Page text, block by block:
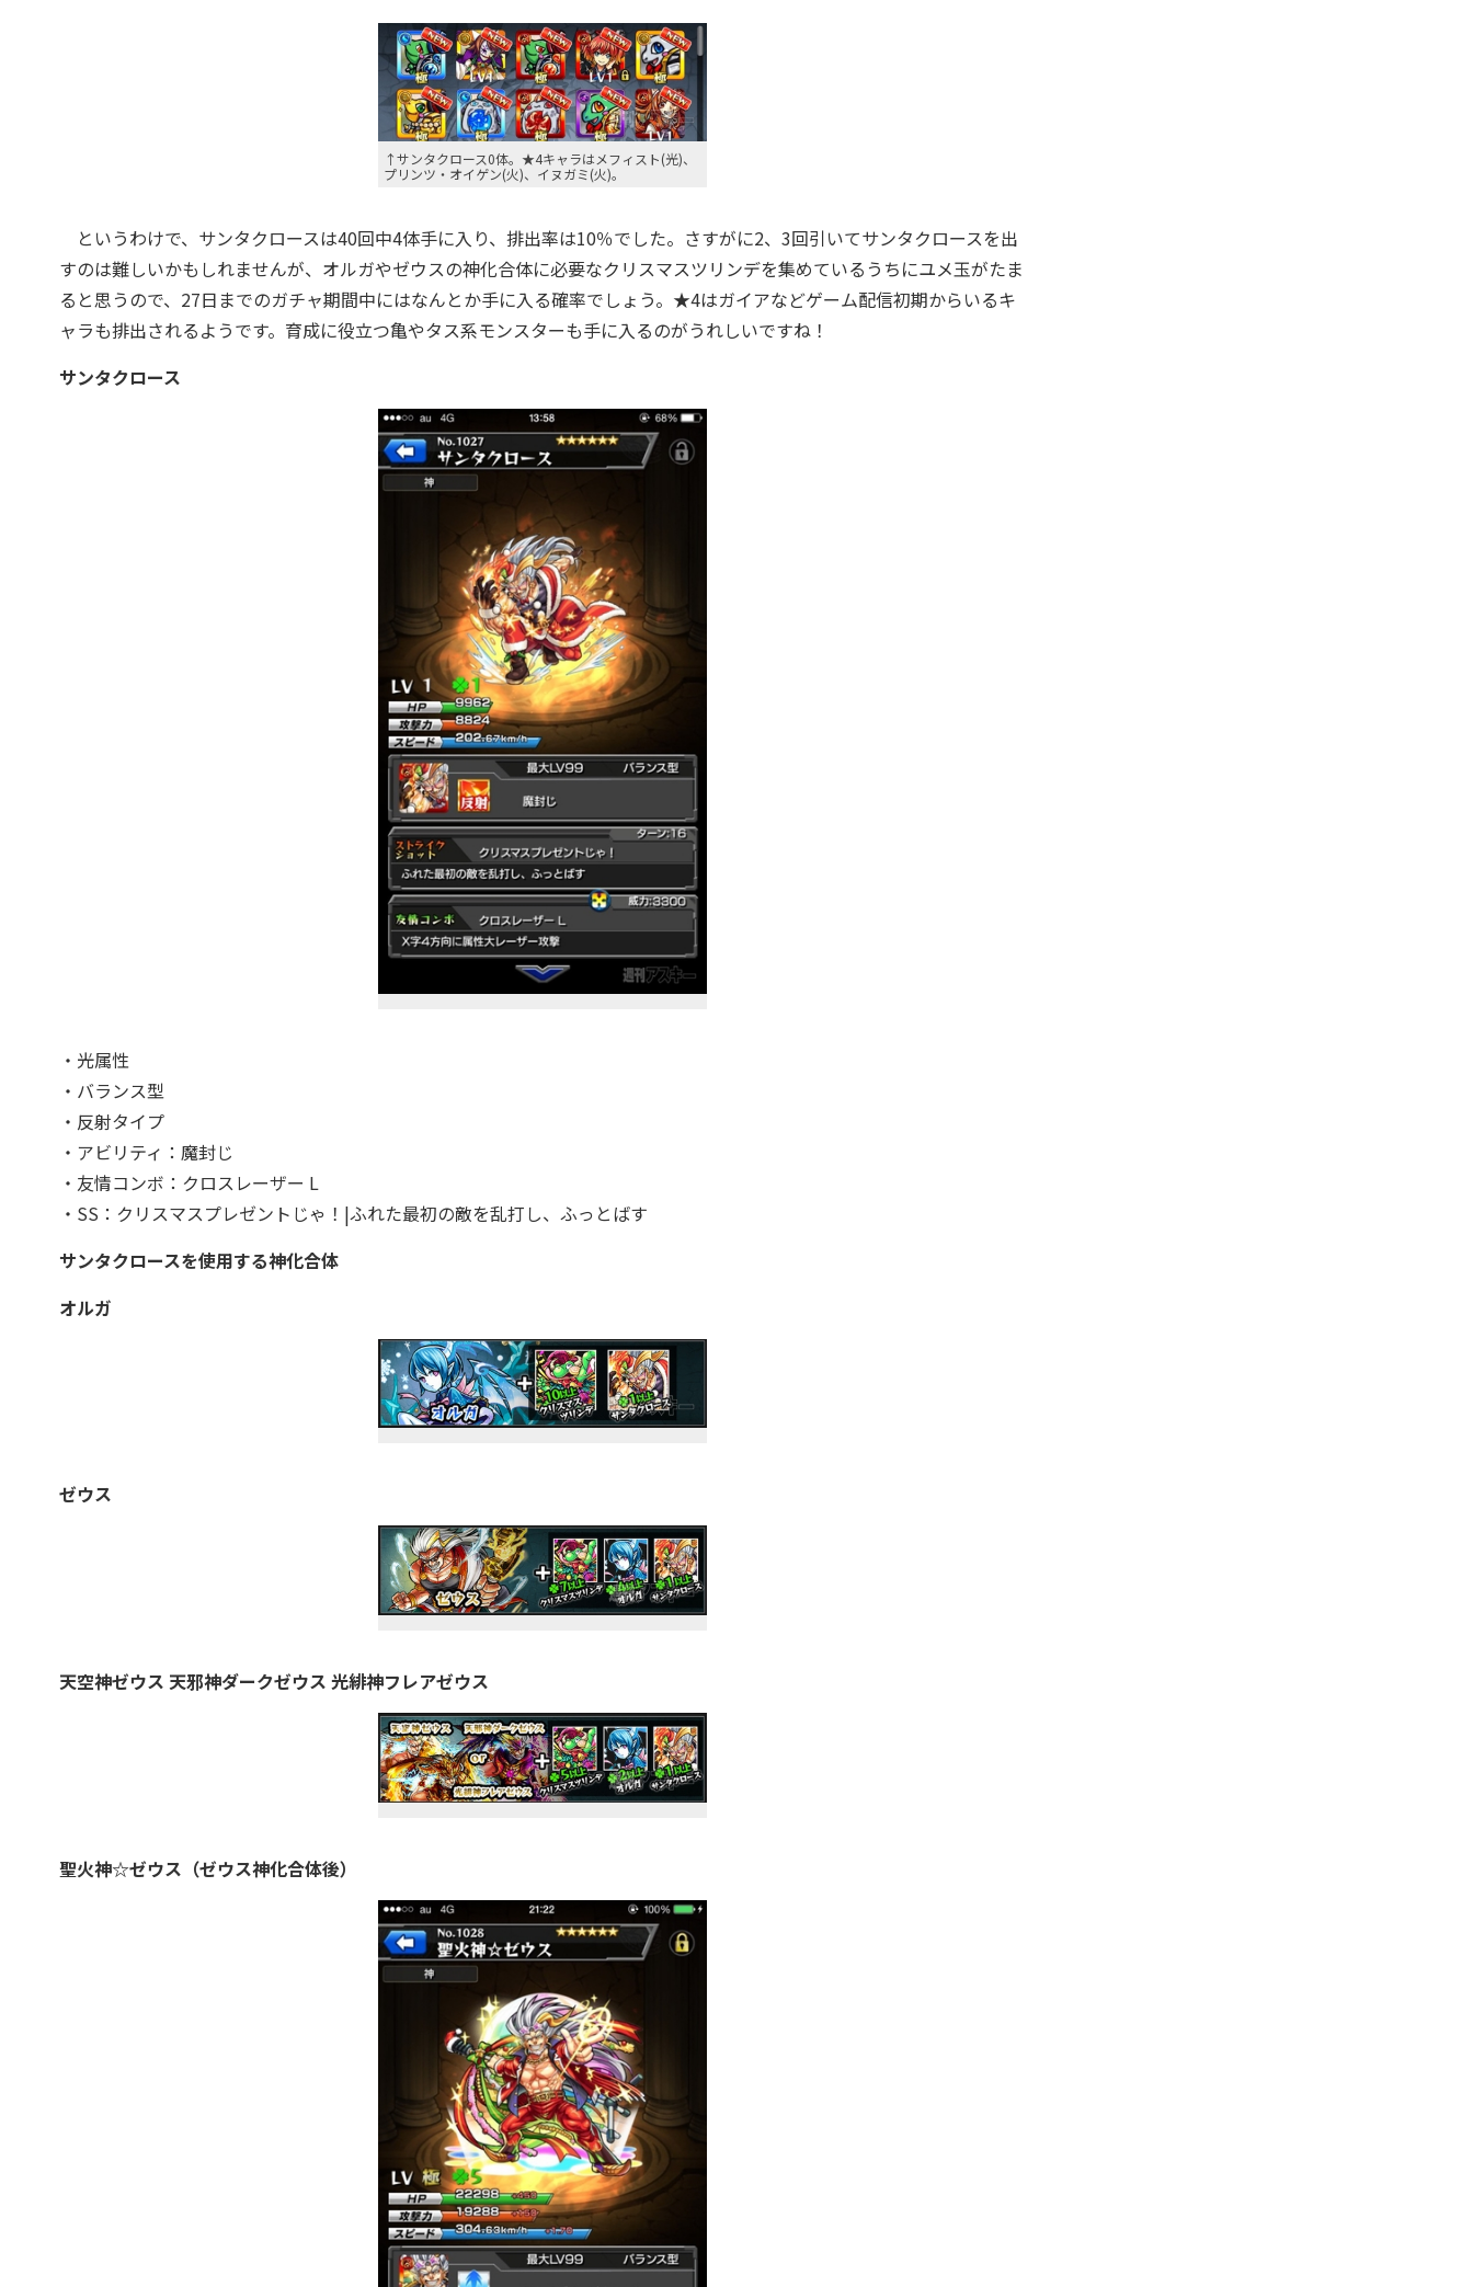
↑サンタクロース0体。★4キャラはメフィスト(光)、
プリンツ・オイゲン(火)、イヌガミ(火)。
というわけで、サンタクロースは40回中4体手に入り、排出率は10％でした。さすがに2、3回引いてサンタクロースを出
すのは難しいかもしれませんが、オルガやゼウスの神化合体に必要なクリスマスツリンデを集めているうちにユメ玉がたま
る と思うので、27日までのガチャ期間中にはなんとか手に入る確率でしょう。★4はガイアなどゲーム配信初期からいるキ
ャラも排出されるようです。育成に役立つ亀やタス系モンスターも手に入るのがうれしいですね！
サンタクロース
・光属性
・バランス型
・反射タイプ
・アビリティ：魔封じ
・友情コンボ：クロスレーザー L
・SS：クリスマスプレゼントじゃ！|ふれた最初の敵を乱打し、ふっとばす
サンタクロースを使用する神化合体
オルガ
ゼウス
天空神ゼウス 天邪神ダークゼウス 光緋神フレアゼウス
聖火神☆ゼウス（ゼウス神化合体後）